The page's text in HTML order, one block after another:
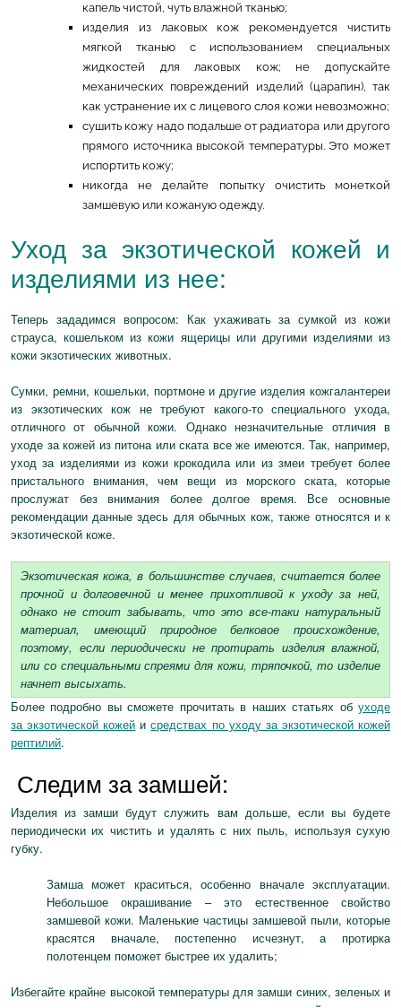
капель чистой, чуть влажной тканью;
изделия из лаковых кож рекомендуется чистить
мягкой тканью с использованием специальных
жидкостей для лаковых кож; не допускайте
механических повреждений изделий (царапин), так
как устранение их с лицевого слоя кожи невозможно;
сушить кожу надо подальше от радиатора или другого
прямого источника высокой температуры. Это может
испортить кожу;
никогда не делайте попытку очистить монеткой
замшевую или кожаную одежду.
Уход за экзотической кожей и
изделиями из нее:
Теперь зададимся вопросом: Как ухаживать за сумкой из кожи
страуса, кошельком из кожи ящерицы или другими изделиями из
кожи экзотических животных.
Сумки, ремни, кошельки, портмоне и другие изделия кожгалантереи
из экзотических кож не требуют какого-то специального ухода,
отличного от обычной кожи. Однако незначительные отличия в
уходе за кожей из питона или ската все же имеются. Так, например,
уход за изделиями из кожи крокодила или из змеи требует более
пристального внимания, чем вещи из морского ската, которые
прослужат без внимания более долгое время. Все основные
рекомендации данные здесь для обычных кож, также относятся и к
экзотической коже.
Экзотическая кожа, в большинстве случаев, считается более
прочной и долговечной и менее прихотливой к уходу за ней,
однако не стоит забывать, что это все-таки натуральный
материал, имеющий природное белковое происхождение,
поэтому, если периодически не протирать изделия влажной,
или со специальными спреями для кожи, тряпочкой, то изделие
начнет высыхать.
Более подробно вы сможете прочитать в наших статьях об уходе
за экзотической кожей исредствах по уходу за экзотической кожей
рептилий.
Следим за замшей:
Изделия из замши будут служить вам дольше, если вы будете
периодически их чистить и удалять с них пыль, используя сухую
губку.
Замша может краситься, особенно вначале эксплуатации.
Небольшое окрашивание – это естественное свойство
замшевой кожи. Маленькие частицы замшевой пыли, которые
красятся вначале, постепенно исчезнут, а протирка
полотенцем поможет быстрее их удалить;
Избегайте крайне высокой температуры для замши синих, зеленых и